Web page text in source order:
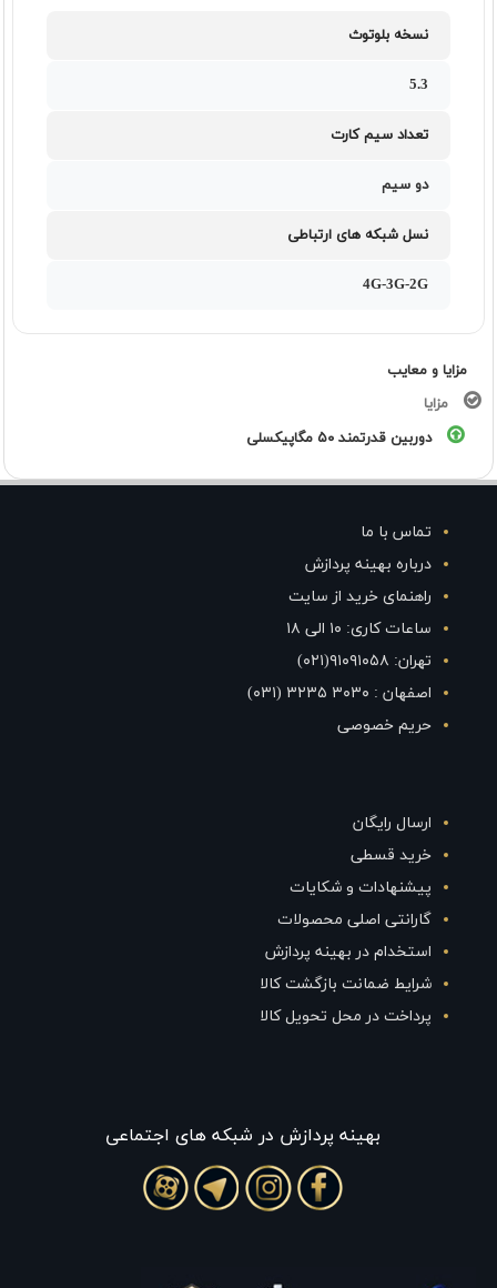
نسخه بلوتوث
5.3
تعداد سیم کارت
دو سیم
نسل شبکه های ارتباطی
4G-3G-2G
مزایا و معایب
مزایا
دوربین قدرتمند ۵۰ مگاپیکسلی
تماس با ما
درباره بهینه پردازش
راهنمای خرید از سایت
ساعات کاری: ۱۰ الی ۱۸
تهران: ۹۱۰۹۱۰۵۸(۰۲۱)
اصفهان : ۳۰۳۰ ۳۲۳۵ (۰۳۱)
حریم خصوصی
ارسال رایگان
خرید قسطی
پیشنهادات و شکایات
گارانتی اصلی محصولات
استخدام در بهینه پردازش
شرایط ضمانت بازگشت کالا
پرداخت در محل تحویل کالا
بهينه پردازش در شبکه های اجتماعی